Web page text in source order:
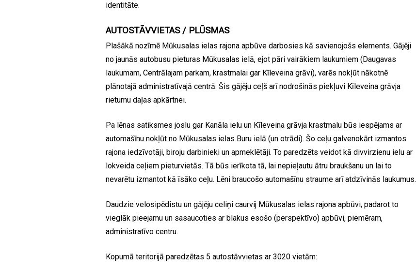
identitāte.
AUTOSTĀVVIETAS / PLŪSMAS
Plašākā nozīmē Mūkusalas ielas rajona apbūve darbosies kā savienojošs elements. Gājēji
no jaunās autobusu pieturas Mūkusalas ielā, ejot pāri vairākiem laukumiem (Daugavas
laukumam, Centrālajam parkam, krastmalai gar Kīleveina grāvi), varēs nokļūt nākotnē
plānotajā administratīvajā centrā. Šis gājēju ceļš arī nodrošinās piekļuvi Kīleveina grāvja
rietumu daļas apkārtnei.
Pa lēnas satiksmes joslu gar Kanāla ielu un Kīleveina grāvja krastmalu būs iespējams ar
automašīnu nokļūt no Mūkusalas ielas Buru ielā (un otrādi). Šo ceļu galvenokārt izmantos
rajona iedzīvotāji, biroju darbinieki un apmeklētāji. To paredzēts veidot kā divvirzienu ielu ar
lokveida ceļiem pieturvietās. Tā būs ierīkota tā, lai nepieļautu ātru braukšanu un lai to
nevarētu izmantot kā īsāko ceļu. Lēni braucošo automašīnu straume arī atdzīvinās laukumus.
Daudzie velosipēdistu un gājēju celiņi caurvij Mūkusalas ielas rajona apbūvi, padarot to
vieglāk pieejamu un sasaucoties ar blakus esošo (perspektīvo) apbūvi, piemēram,
administratīvo centru.
Kopumā teritorijā paredzētas 5 autostāvvietas ar 3020 vietām: